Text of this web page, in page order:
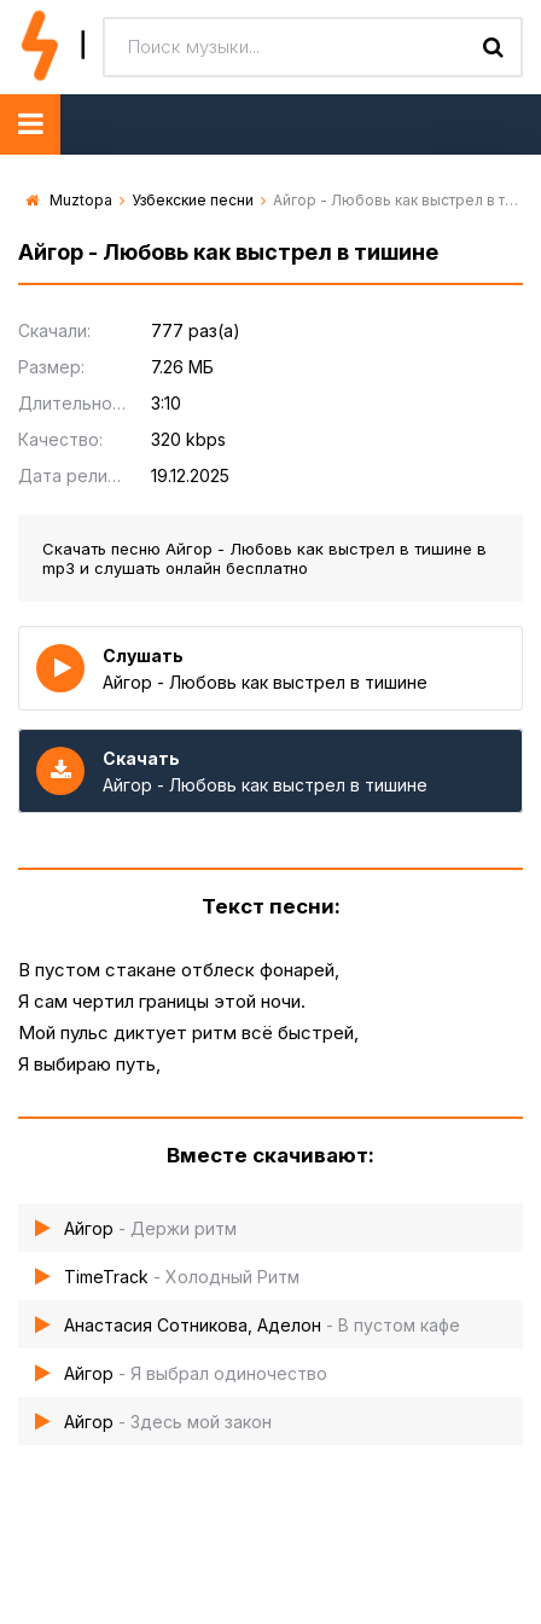
Muztopa Узбекские песни Айгор - Любовь как выстрел в тишине
Айгор - Любовь как выстрел в тишине
Скачали:
777 раз(а)
Размер:
7.26 МБ
Длительность:
3:10
Качество:
320 kbps
Дата релиза:
19.12.2025
Скачать песню Айгор - Любовь как выстрел в тишине в
mp3 и слушать онлайн бесплатно
Слушать
Айгор - Любовь как выстрел в тишине
Скачать
Айгор - Любовь как выстрел в тишине
Текст песни:
В пустом стакане отблеск фонарей,
Я сам чертил границы этой ночи.
Мой пульс диктует ритм всё быстрей,
Я выбираю путь,
Вместе скачивают:
Айгор - Держи ритм
TimeTrack - Холодный Ритм
Анастасия Сотникова, Аделон - В пустом кафе
Айгор - Я выбрал одиночество
Айгор - Здесь мой закон